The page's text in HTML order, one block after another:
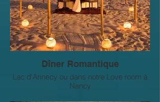
Dîner Romantique
Lac d'Annecy ou dans notre Love room à
Nancy